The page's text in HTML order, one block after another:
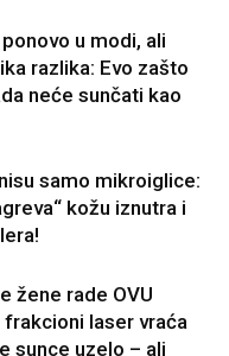
u modi, ali
razlika: Evo zašto
neće sunčati kao
samo mikroiglice:
kožu iznutra i
žene rade OVU
laser vraća
sunce uzelo – ali